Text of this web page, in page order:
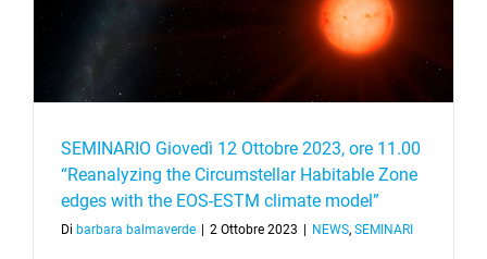
SEMINARIO Giovedì 12 Ottobre 2023, ore 11.00
“Reanalyzing the Circumstellar Habitable Zone
edges with the EOS-ESTM climate model”
Di barbara balmaverde | 2 Ottobre 2023 | NEWS, SEMINARI